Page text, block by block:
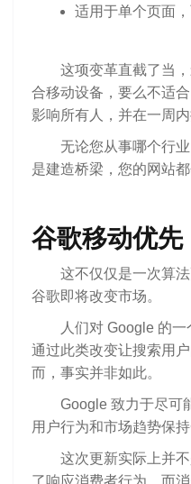
适用于单个页面
这项变革直截了当
合移动设备，要么不适合
影响所有人，并在一周内
无论您从事哪个行
是建造桥梁，您的网站都
谷歌移动优先
这不仅仅是一次算
谷歌即将改变市场。
人们对 Google 的
通过此类改变让搜索用
而，事实并非如此。
Google 致力于尽可
用户行为和市场趋势保持
这次更新实际上并
了响应消费者行为，而